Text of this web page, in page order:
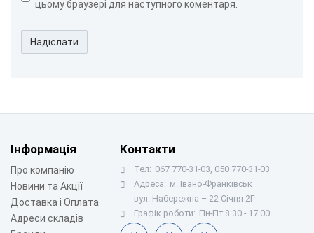
цьому браузері для наступного коментаря.
Надіслати
Інформація
Про компанію
Новини та Акції
Доставка і Оплата
Адреси складів
Контакти
Тел: 067 770-31-03, 050 770-31-03
Адреса: м. Івано-Франківськ
вул. Набережна – 22 Січня 2Г
Графік роботи: Пн-Пт 8:30 - 17:00